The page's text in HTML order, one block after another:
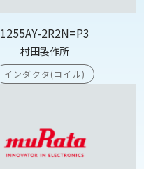
1255AY-2R2N=P3
村田製作所
インダクタ(コイル)